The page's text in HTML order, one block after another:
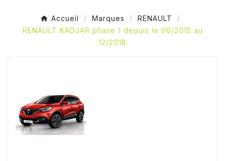
Accueil Marques
RENAULT
RENAULT KADJAR phase 1 depuis le 06/2015 au
12/2018